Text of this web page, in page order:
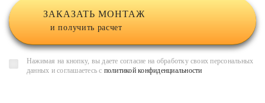
ЗАКАЗАТЬ МОНТАЖ
и получить расчет
Нажимая на кнопку, вы даете согласие на обработку своих персональных
данных и соглашаетесь с политикой конфиденциальности